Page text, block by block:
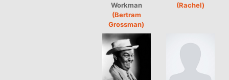
Workman
(Bertram
Grossman)
(Rachel)